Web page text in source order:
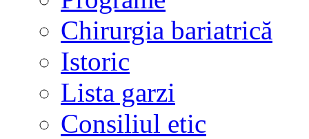
Chirurgia bariatrică
Istoric
Lista garzi
Consiliul etic